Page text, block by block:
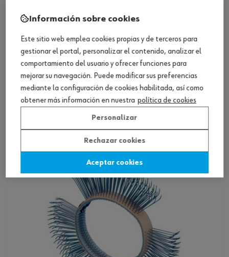
ref.:07033502
ADAP-CEPILLOS-DE-ALAMBRE-DBS3500
Loading...
Ver producto
Información sobre cookies
Este sitio web emplea cookies propias y de terceros para
gestionar el portal, personalizar el contenido, analizar el
comportamiento del usuario y ofrecer funciones para
mejorar su navegación. Puede modificar sus preferencias
mediante la configuración de cookies habilitada, así como
obtener más información en nuestra política de cookies
Personalizar
Rechazar cookies
Aceptar cookies